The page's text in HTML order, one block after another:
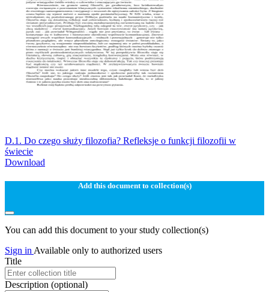
D.1. Do czego służy filozofia? Refleksje o funkcji filozofii w
świecie
Download
Add this document to collection(s)
You can add this document to your study collection(s)
Sign in Available only to authorized users
Title
Description (optional)